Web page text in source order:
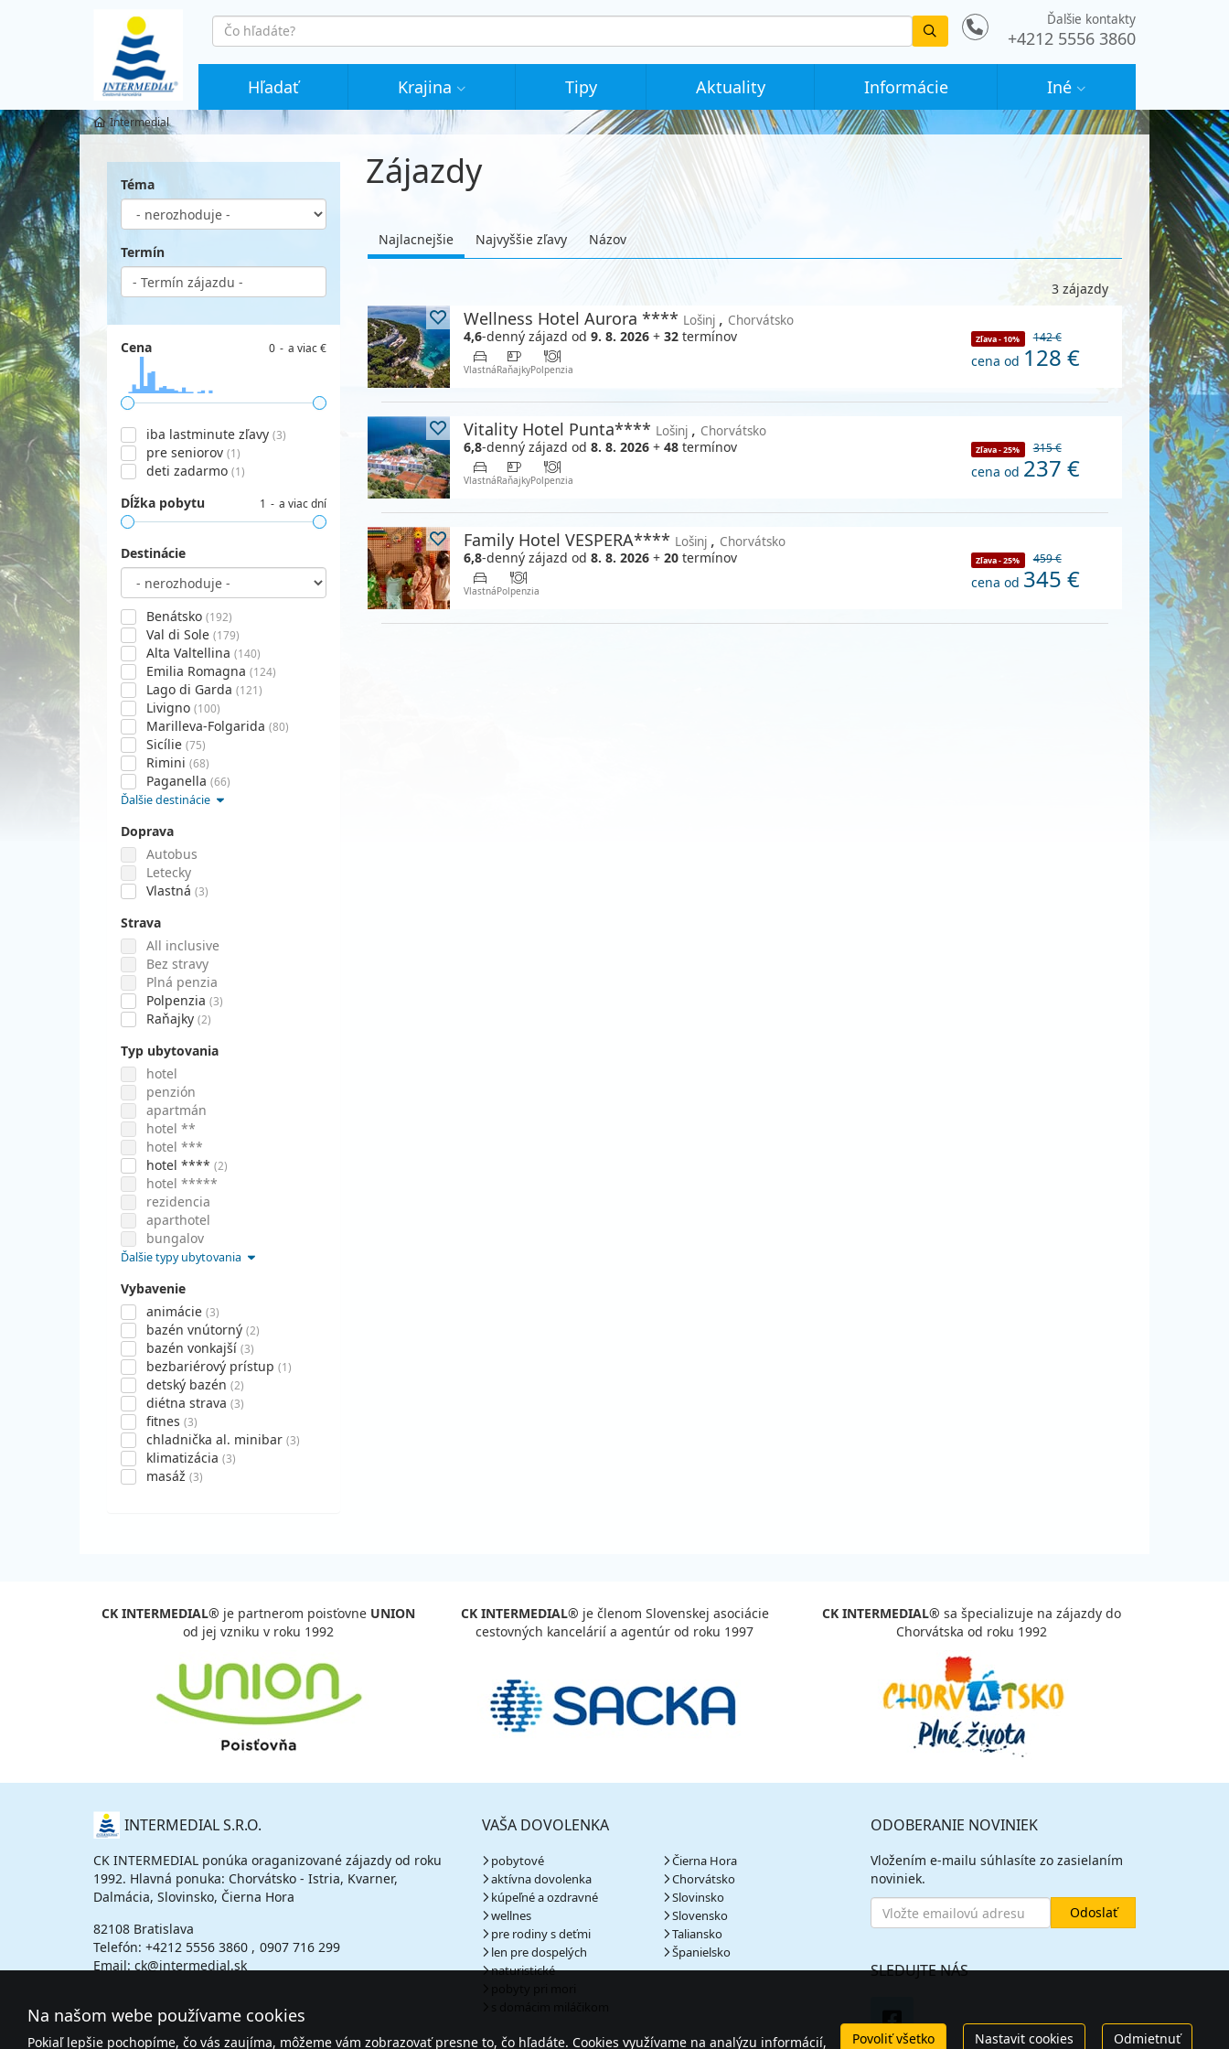
co
hledáte
Vyhledat
Ďalšie kontakty
+4212 5556 3860
Hľadať Krajina Tipy Aktuality Informácie Iné
Intermedial
Zájazdy
Téma
Termín
Cena 0 a viac €
iba lastminute zľavy (3)
pre seniorov (1)
deti zadarmo (1)
Dĺžka pobytu 1 a viac dní
Destinácie
Benátsko (192)
Val di Sole (179)
Alta Valtellina (140)
Emilia Romagna (124)
Lago di Garda (121)
Livigno (100)
Marilleva-Folgarida (80)
Sicílie (75)
Rimini (68)
Paganella (66)
Ďalšie destinácie
Doprava
Autobus
Letecky
Vlastná (3)
Strava
All inclusive
Bez stravy
Plná penzia
Polpenzia (3)
Raňajky (2)
Typ ubytovania
hotel
penzión
apartmán
hotel **
hotel ***
hotel **** (2)
hotel *****
rezidencia
aparthotel
bungalov
Ďalšie typy ubytovania
Vybavenie
animácie (3)
bazén vnútorný (2)
bazén vonkajší (3)
bezbariérový prístup (1)
detský bazén (2)
diétna strava (3)
fitnes (3)
chladnička al. minibar (3)
klimatizácia (3)
masáž (3)
Najlacnejšie Najvyššie zľavy Názov
3 zájazdy
Wellness Hotel Aurora **** Lošinj , Chorvátsko
4,6-denný zájazd od 9. 8. 2026 + 32 termínov
VlastnáRaňajkyPolpenzia
Zľava - 10% 142 €
cena od 128 €
Vitality Hotel Punta**** Lošinj , Chorvátsko
6,8-denný zájazd od 8. 8. 2026 + 48 termínov
VlastnáRaňajkyPolpenzia
Zľava - 25% 315 €
cena od 237 €
Family Hotel VESPERA**** Lošinj , Chorvátsko
6,8-denný zájazd od 8. 8. 2026 + 20 termínov
VlastnáPolpenzia
Zľava - 25% 459 €
cena od 345 €
CK INTERMEDIAL® je partnerom poisťovne UNION
od jej vzniku v roku 1992
CK INTERMEDIAL® je členom Slovenskej asociácie
cestovných kancelárií a agentúr od roku 1997
CK INTERMEDIAL® sa špecializuje na zájazdy do
Chorvátska od roku 1992
O
NÁS INTERMEDIAL S.R.O.
CK INTERMEDIAL ponúka oraganizované zájazdy od roku
1992. Hlavná ponuka: Chorvátsko - Istria, Kvarner,
Dalmácia, Slovinsko, Čierna Hora
82108 Bratislava
Telefón: +4212 5556 3860
0907 716 299
Email: ck@intermedial.sk
VAŠA DOVOLENKA
pobytové
aktívna dovolenka
kúpeľné a ozdravné
wellnes
pre rodiny s deťmi
len pre dospelých
naturistické
Čierna Hora
Chorvátsko
Slovinsko
Slovensko
Taliansko
Španielsko
ODOBERANIE NOVINIEK
Vložením e-mailu súhlasíte zo zasielaním
noviniek.
SLEDUJTE NÁS
Na našom webe používame cookies
Pokiaľ lepšie pochopíme, čo vás zaujíma, môžeme vám zobrazovať presne to, čo hľadáte. Cookies využívame na analýzu informácií, Povoliť všetko Nastavit cookies Odmietnuť